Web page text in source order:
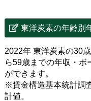
東洋炭素の年齢別
2022年 東洋炭素の30
ら59歳までの年収・ボ
ができます。
※賃金構造基本統計調
計値。